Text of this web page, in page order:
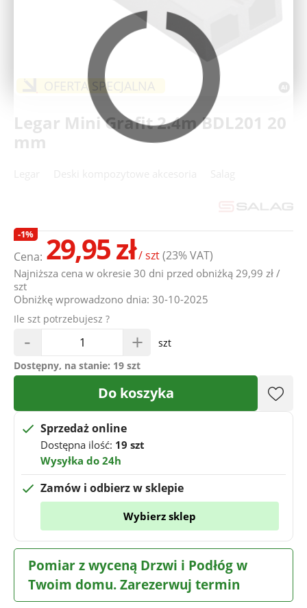
Deweloperzy
Legar Mini Grafit 2.4m BDL201 20
mm
-1%
Cena: 29,95 zł/ szt(23% VAT)
Najniższa cena w okresie 30 dni przed obniżką 29,99 zł /
szt
Obniżkę wprowadzono dnia: 30-10-2025
Ile szt potrzebujesz ?
- +
szt
Dostępny, na stanie: 19 szt
Do koszyka
Sprzedaż online
Dostępna ilość: 19 szt
Wysyłka do 24h
Zamów i odbierz w sklepie
Wybierz sklep
Pomiar z wyceną Drzwi i Podłóg w
Twoim domu. Zarezerwuj termin
OFERTA SPECJALNA